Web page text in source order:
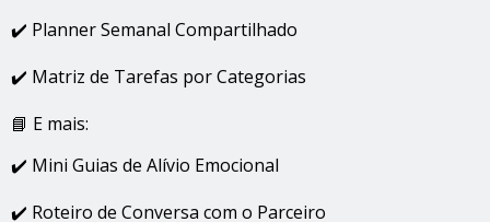
✔️ Planner Semanal Compartilhado
✔️ Matriz de Tarefas por Categorias
📘 E mais:
✔️ Mini Guias de Alívio Emocional
✔️ Roteiro de Conversa com o Parceiro